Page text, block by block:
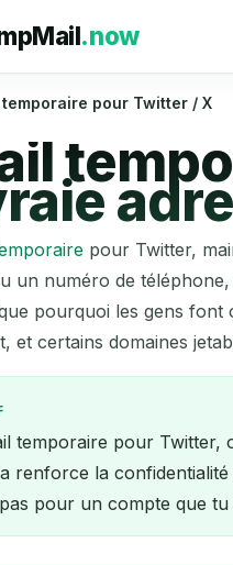
.now
temporaire pour Twitter / X
pour Twitter,
un numéro de
pourquoi les gens
et certains domaines
temporaire pour Twitter,
renforce la
pour un compte que tu